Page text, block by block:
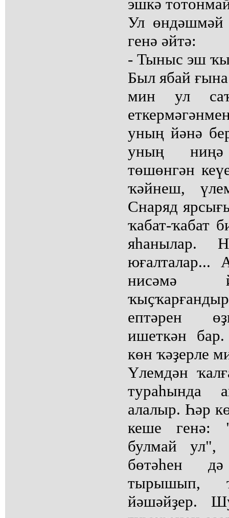
эшкә
Ул өндәшмәй
генә әйтә:
- Тыныс эш
Был ябай ғына
мин ул
уның йәнә
уның
төшөнгән
ҡәйнеш,
Снаряд
ҡабат-ҡабат
яһанылар.
юғалталар...
нисәмә
ептәрен
ишеткән
көн ҡәҙерле
Үлемдән
тураһында
алалыр. Һәр
кеше генә:
булмай
бөтәһен
тырышып,
йәшәйҙер.